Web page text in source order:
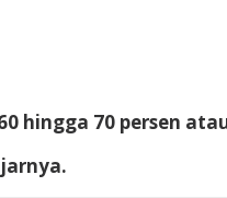
hingga 70 persen